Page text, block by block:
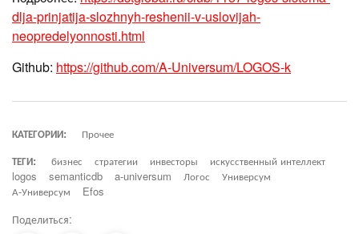
dlja-prinjatija-slozhnyh-reshenii-v-uslovijah-
neopredelyonnosti.html
Github: https://github.com/A-Universum/LOGOS-k
КАТЕГОРИИ:
Прочее
ТЕГИ:
бизнес стратегии инвесторы
искусственный интеллект
logos
semanticdb a-universum Логос
Универсум
А-Универсум
Efos
Поделиться: